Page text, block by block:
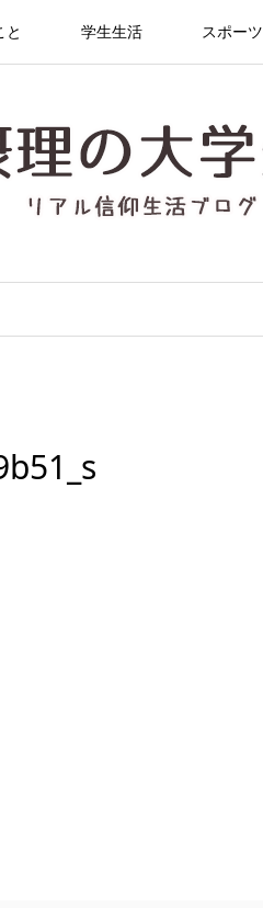
と 学生生活 スポーツ